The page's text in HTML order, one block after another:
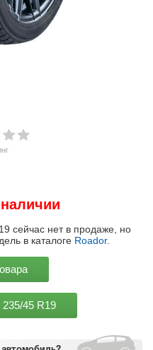
сейчас нет в продаже, но
в каталоге Roador.
235/45 R19